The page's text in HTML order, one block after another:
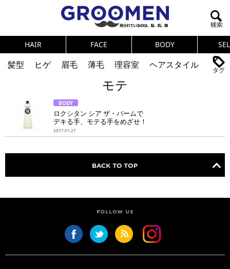
HAIR FACE BODY
髪型 ヒゲ 眉毛 薄毛 理容室
ヘアスタイル
ニオイ
メンズコスメ
NEWS PICK UP 筋肉
テストステロン
海外セレブ
健康
スキンケア 食事
調査結果
トレーニング
好印象な男
頭皮ケア
ダイエット
理容室
モテ
BODY
ロクシタン シア ザ・バームで
デキる手、モテる手をめざせ！
2017.01.27